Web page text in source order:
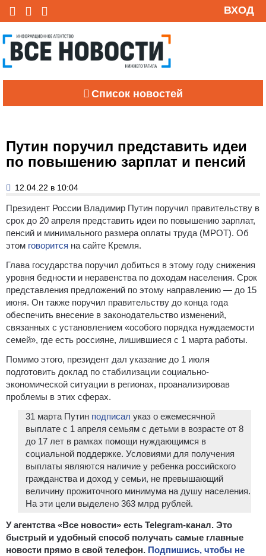
ВХОД
Список новостей
Путин поручил представить идеи
по повышению зарплат и пенсий
12.04.22 в 10:04
Президент России Владимир Путин поручил правительству в
срок до 20 апреля представить идеи по повышению зарплат,
пенсий и минимального размера оплаты труда (МРОТ). Об
этом говорится на сайте Кремля.
Глава государства поручил добиться в этому году снижения
уровня бедности и неравенства по доходам населения. Срок
представления предложений по этому направлению — до 15
июня. Он также поручил правительству до конца года
обеспечить внесение в законодательство изменений,
связанных с установлением «особого порядка нуждаемости
семей», где есть россияне, лишившиеся с 1 марта работы.
Помимо этого, президент дал указание до 1 июля
подготовить доклад по стабилизации социально-
экономической ситуации в регионах, проанализировав
проблемы в этих сферах.
31 марта Путин подписал указ о ежемесячной
выплате с 1 апреля семьям с детьми в возрасте от 8
до 17 лет в рамках помощи нуждающимся в
социальной поддержке. Условиями для получения
выплаты являются наличие у ребенка российского
гражданства и доход у семьи, не превышающий
величину прожиточного минимума на душу населения.
На эти цели выделено 363 млрд рублей.
У агентства «Все новости» есть Telegram-канал. Это
быстрый и удобный способ получать самые главные
новости прямо в свой телефон. Подпишись, чтобы не